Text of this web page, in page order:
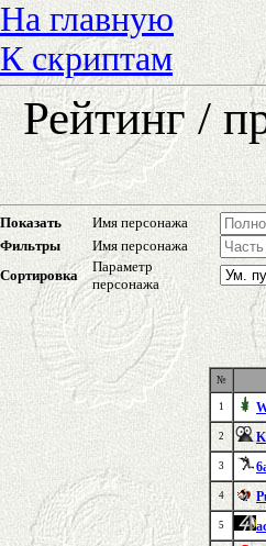
На главную
К скриптам
Рейтинг /
Показать
Имя персонажа
Фильтры
Имя персонажа
Сортировка
Параметр
персонажа
№
1
2
3
4
5